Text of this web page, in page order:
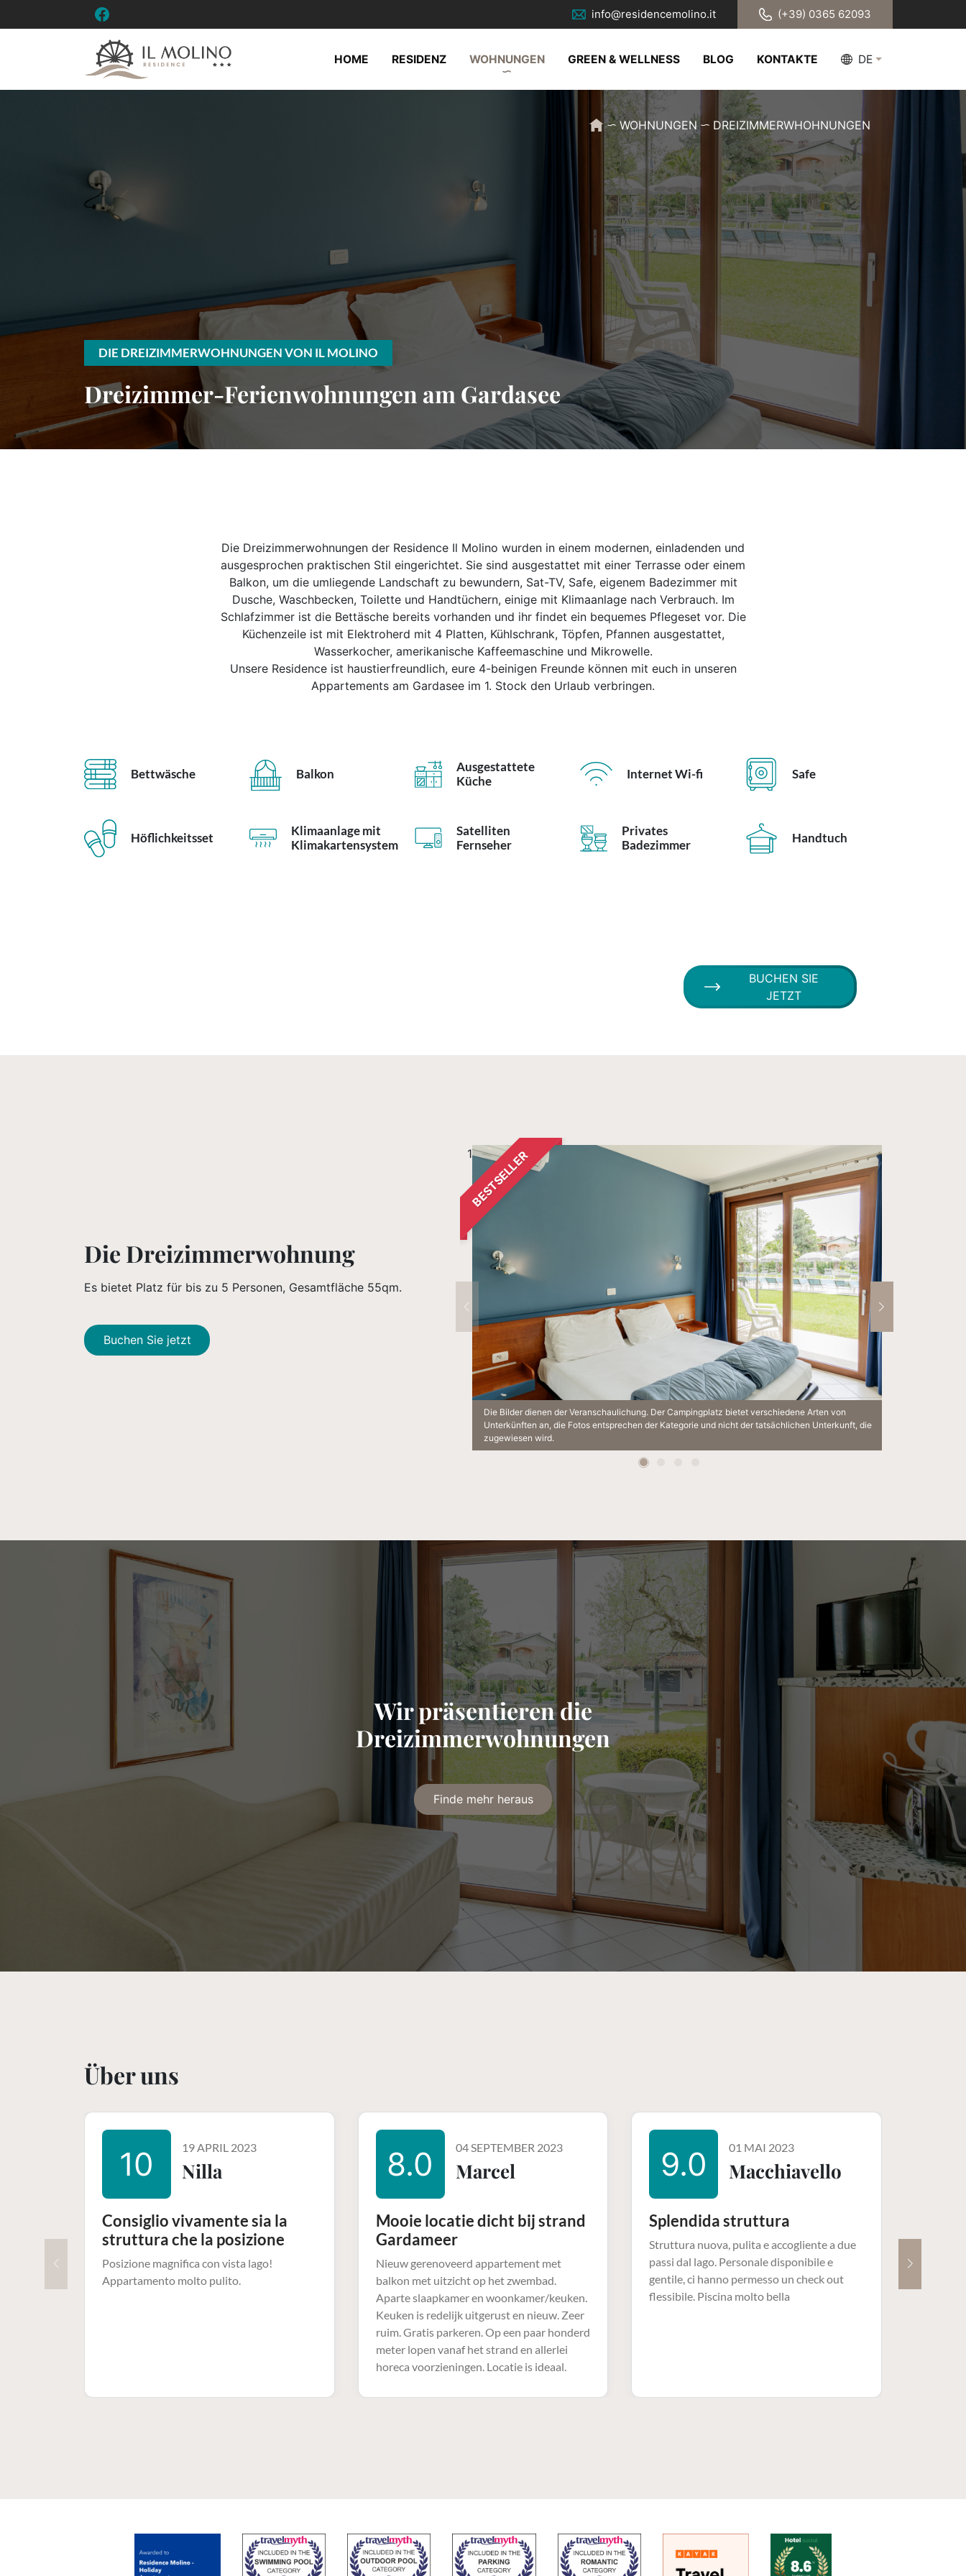
info@residencemolino.it (+39) 0365 62093
HOME RESIDENZ WOHNUNGEN GREEN & WELLNESS BLOG KONTAKTE DE
WOHNUNGEN DREIZIMMERWHOHNUNGEN
DIE DREIZIMMERWOHNUNGEN VON IL MOLINO
Dreizimmer-Ferienwohnungen am Gardasee
Die Dreizimmerwohnungen der Residence Il Molino wurden in einem modernen, einladenden und
ausgesprochen praktischen Stil eingerichtet. Sie sind ausgestattet mit einer Terrasse oder einem
Balkon, um die umliegende Landschaft zu bewundern, Sat-TV, Safe, eigenem Badezimmer mit
Dusche, Waschbecken, Toilette und Handtüchern, einige mit Klimaanlage nach Verbrauch. Im
Schlafzimmer ist die Bettäsche bereits vorhanden und ihr findet ein bequemes Pflegeset vor. Die
Küchenzeile ist mit Elektroherd mit 4 Platten, Kühlschrank, Töpfen, Pfannen ausgestattet,
Wasserkocher, amerikanische Kaffeemaschine und Mikrowelle.
Unsere Residence ist haustierfreundlich, eure 4-beinigen Freunde können mit euch in unseren
Appartements am Gardasee im 1. Stock den Urlaub verbringen.
Bettwäsche Balkon
Ausgestattete
Küche
Internet Wi-fi Safe
Höflichkeitsset
Klimaanlage mit
Klimakartensystem
Satelliten
Fernseher
Privates
Badezimmer
Handtuch
BUCHEN SIE
JETZT
Die Dreizimmerwohnung
Es bietet Platz für bis zu 5 Personen, Gesamtfläche 55qm.
Buchen Sie jetzt
BESTSELLER
1
Die Bilder dienen der Veranschaulichung. Der Campingplatz bietet verschiedene Arten von
Unterkünften an, die Fotos entsprechen der Kategorie und nicht der tatsächlichen Unterkunft, die
zugewiesen wird.
Wir präsentieren die
Dreizimmerwohnungen
Finde mehr heraus
Über uns
10 19 APRIL 2023
Nilla
Consiglio vivamente sia la
struttura che la posizione
Posizione magnifica con vista lago!
Appartamento molto pulito.
8.0 04 SEPTEMBER 2023
Marcel
Mooie locatie dicht bij strand
Gardameer
Nieuw gerenoveerd appartement met
balkon met uitzicht op het zwembad.
Aparte slaapkamer en woonkamer/keuken.
Keuken is redelijk uitgerust en nieuw. Zeer
ruim. Gratis parkeren. Op een paar honderd
meter lopen vanaf het strand en allerlei
horeca voorzieningen. Locatie is ideaal.
9.0 01 MAI 2023
Macchiavello
Splendida struttura
Struttura nuova, pulita e accogliente a due
passi dal lago. Personale disponibile e
gentile, ci hanno permesso un check out
flessibile. Piscina molto bella